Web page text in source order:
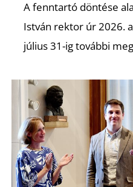
A fenntartó döntése
István rektor úr 2026.
július 31-ig további